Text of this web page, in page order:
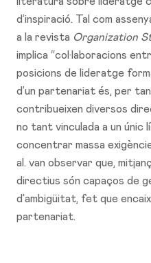
d’inspiració. Tal com
a la revista Organization
implica “col·laboracions
posicions de lideratge
d’un partenariat és, per
contribueixen diversos
no tant vinculada a un únic
concentrar massa
al. van observar que,
directius són capaços de
d’ambigüitat, fet que
partenariat.